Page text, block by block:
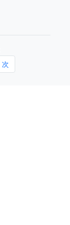
次